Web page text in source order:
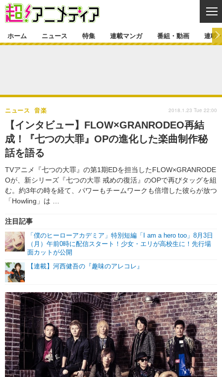
ゲーム・アプリ マンガ
グッズ イベント
舞台 新帝スタ
特集一覧 カバー
ラキりす
連載マンガ
連載マンガ一覧
番組・動画
番組・動画一覧 ラジオ
連載・ブログ
連載・ブログ一覧
編集部ブログ・お知らせ
ホーム ニュース 特集 連載マンガ 番組・動画 連載
【インタビュー】FLOW×GRANRODEO再結
成！『七つの大罪』OPの進化した楽曲制作秘
話を語る
TVアニメ『七つの大罪』の第1期EDを担当したFLOW×GRANRODE
Oが、新シリーズ『七つの大罪 戒めの復活』のOPで再びタッグを組
む。約3年の時を経て、パワーもチームワークも倍増した彼らが放つ
「Howling」は …
ニュース 音楽
注目記事
「僕のヒーローアカデミア」特別短編「I am a hero too」8月3日
（月）午前0時に配信スタート！少女・エリが高校生に！先行場
面カットが公開
【連載】河西健吾の『趣味のアレコレ』
2018.1.23 Tue 22:00